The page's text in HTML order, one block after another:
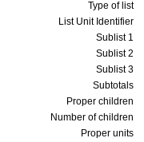
Type of list
List Unit Identifier
Sublist 1
Sublist 2
Sublist 3
Subtotals
Proper children
Number of children
Proper units